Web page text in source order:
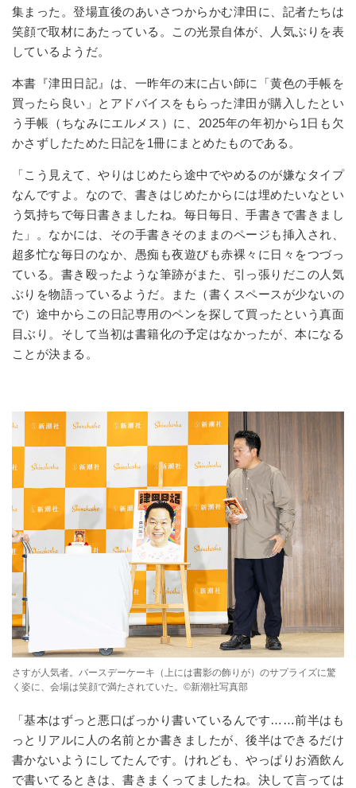
集まった。登場直後のあいさつからかむ津田に、記者たちは
笑顔で取材にあたっている。この光景自体が、人気ぶりを表
しているようだ。
本書『津田日記』は、一昨年の末に占い師に「黄色の手帳を
買ったら良い」とアドバイスをもらった津田が購入したとい
う手帳（ちなみにエルメス）に、 2025年の年初から1日も欠
かさずしたためた日記を1冊にまとめたものである。
「こう見えて、やりはじめたら途中でやめるのが嫌なタイプ
なんですよ。なので、書きはじめたからには埋めたいなとい
う気持ちで毎日書きましたね。毎日毎日、手書きで書きまし
た」。なかには、その手書きそのままのページも挿入され、
超多忙な毎日のなか、愚痴も夜遊びも赤裸々に日々をつづっ
ている。書き殴ったような筆跡がまた、引っ張りだこの人気
ぶりを物語っているようだ。また（書くスペースが少ないの
で）途中からこの日記専用のペンを探して買ったという真面
目ぶり。そして当初は書籍化の予定はなかったが、本になる
ことが決まる。
さすが人気者。バースデーケーキ（上には書影の飾りが）のサプライズに驚
く姿に、会場は笑顔で満たされていた。©新潮社写真部
「基本はずっと悪口ばっかり書いているんです……前半はも
っとリアルに人の名前とか書きましたが、後半はできるだけ
書かないようにしてたんです。けれども、やっぱりお酒飲ん
で書いてるときは、書きまくってましたね。決して言っては